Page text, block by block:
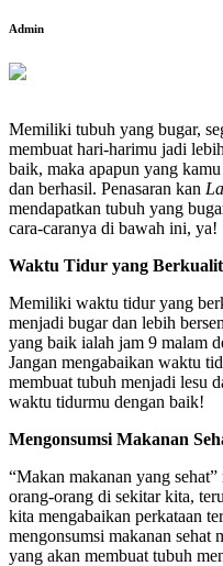
Admin
Memiliki tubuh yang bugar,
membuat hari-harimu jadi
baik, maka apapun yang
dan berhasil. Penasaran kan
mendapatkan tubuh yang
cara-caranya di bawah ini, ya!
Waktu Tidur yang
Memiliki waktu tidur yang
menjadi bugar dan lebih
yang baik ialah jam 9 malam
Jangan mengabaikan waktu
membuat tubuh menjadi lesu
waktu tidurmu dengan baik!
Mengonsumsi Makanan
“Makan makanan yang
orang-orang di sekitar kita,
kita mengabaikan perkataan
mengonsumsi makanan sehat
yang akan membuat tubuh